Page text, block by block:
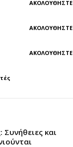
ΑΚΟΛΟΥΘΉΣΤΕ
ΑΚΟΛΟΥΘΉΣΤΕ
ΑΚΟΛΟΥΘΉΣΤΕ
ΓΊΝΕΤΕ ΣΥΝΔΡΟΜΗΤΉΣ
Συνήθειες και